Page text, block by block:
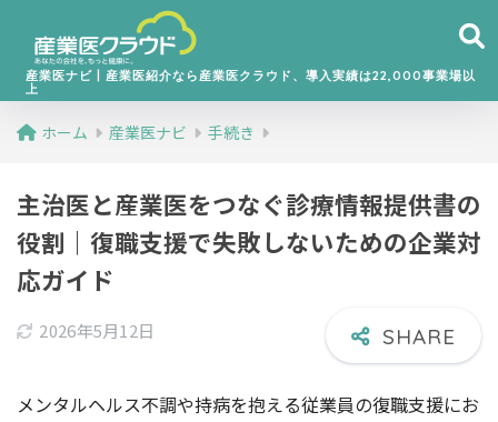
産業医ナビ丨産業医紹介なら産業医クラウド、導入実績は22,000事業場以
上
ホーム 産業医ナビ 手続き
主治医と産業医をつなぐ診療情報提供書の
役割｜復職支援で失敗しないための企業対
応ガイド
2026年5月12日
メンタルヘルス不調や持病を抱える従業員の復職支援にお